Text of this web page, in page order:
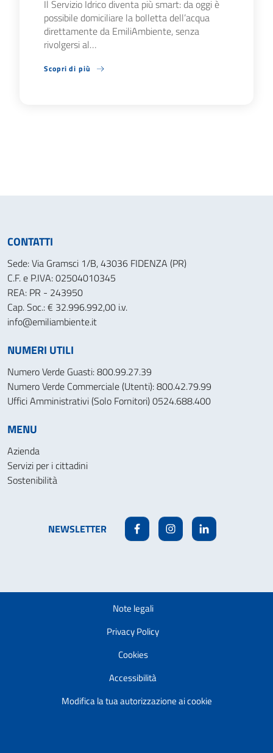
Il Servizio Idrico diventa più smart: da oggi è
possibile domiciliare la bolletta dell’acqua
direttamente da EmiliAmbiente, senza
rivolgersi al…
Scopri di più
CONTATTI
Sede: Via Gramsci 1/B, 43036 FIDENZA (PR)
C.F. e P.IVA: 02504010345
REA: PR - 243950
Cap. Soc.: € 32.996.992,00 i.v.
info@emiliambiente.it
NUMERI UTILI
Numero Verde Guasti: 800.99.27.39
Numero Verde Commerciale (Utenti): 800.42.79.99
Uffici Amministrativi (Solo Fornitori) 0524.688.400
MENU
Azienda
Servizi per i cittadini
Sostenibilità
NEWSLETTER FacebookInstagramLinkedin
Note legali
Privacy Policy
Cookies
Accessibilità
Modifica la tua autorizzazione ai cookie